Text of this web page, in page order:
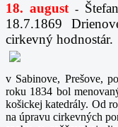
18. august -
18.7.1869
cirkevný hodnostár.
v Sabinove, Prešove,
roku 1834 bol
košickej katedrály. Od
na úpravu cirkevných